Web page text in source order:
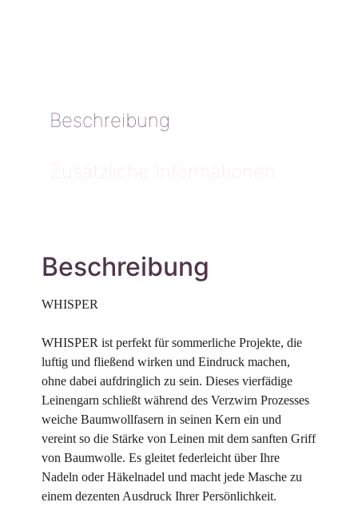
Beschreibung
Zusätzliche Informationen
Beschreibung
WHISPER
WHISPER ist perfekt für sommerliche Projekte, die
luftig und fließend wirken und Eindruck machen,
ohne dabei aufdringlich zu sein. Dieses vierfädige
Leinengarn schließt während des Verzwirn Prozesses
weiche Baumwollfasern in seinen Kern ein und
vereint so die Stärke von Leinen mit dem sanften Griff
von Baumwolle. Es gleitet federleicht über Ihre
Nadeln oder Häkelnadel und macht jede Masche zu
einem dezenten Ausdruck Ihrer Persönlichkeit.